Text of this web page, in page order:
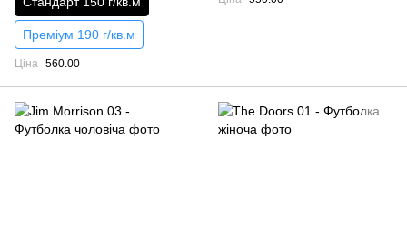
Преміум 190 г/кв.м
Ціна 560.00